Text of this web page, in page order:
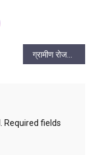
Required fields